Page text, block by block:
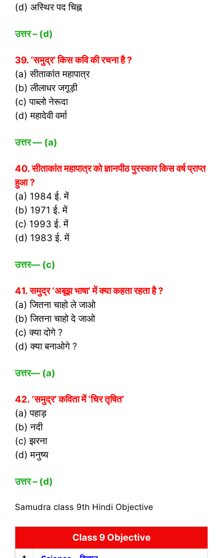
(d) अस्थिर पद चिह्न
उत्तर – (d)
39. ‘समुद्र’ किस कवि की रचना है ?
(a) सीताकांत महापात्र
(b) लीलाधर जगूड़ी
(c) पाब्लो नेरूदा
(d) महादेवी वर्मा
उत्तर— (a)
40. सीताकांत महापात्र को ज्ञानपीठ पुरस्कार किस वर्ष प्राप्त
हुआ ?
(a) 1984 ई. में
(b) 1971 ई. में
(c) 1993 ई. में
(d) 1983 ई. में
उत्तर— (c)
41. समुद्र ‘अबूझ भाषा’ में क्या कहता रहता है ?
(a) जितना चाहो ले जाओ
(b) जितना चाहो दे जाओ
(c) क्या दोगे ?
(d) क्या बनाओगे ?
उत्तर— (a)
42. ‘समुद्र’ कविता में ‘चिर तृषित’
(a) पहाड़
(b) नदी
(c) झरना
(d) मनुष्य
उत्तर – (d)
Samudra class 9th Hindi Objective
Class 9 Objective